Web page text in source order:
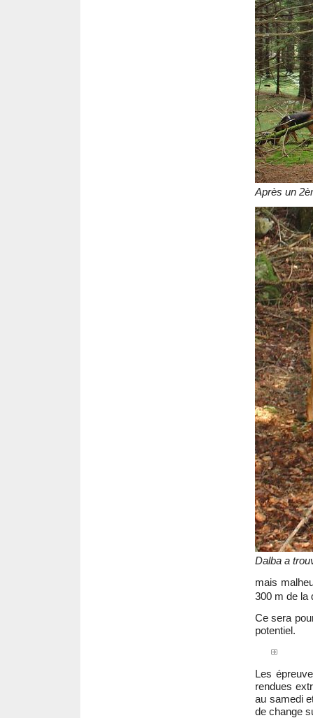
Après un
Dalba a
mais
300 m de la
Ce sera
potentiel.
Les
rendues
au samedi
de change